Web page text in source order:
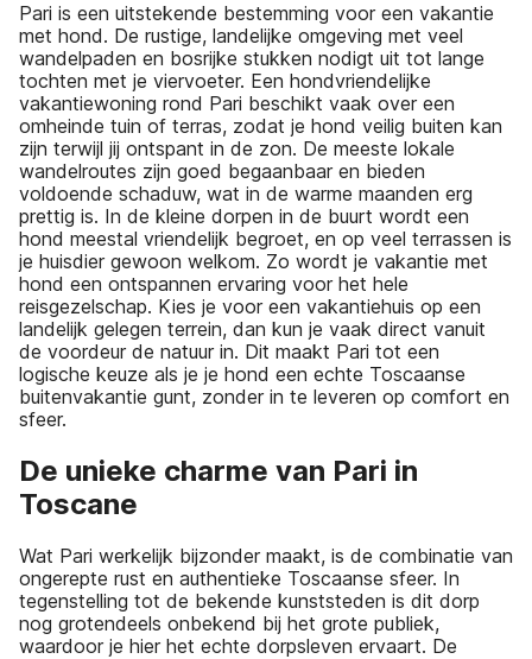
Pari is een uitstekende bestemming voor een vakantie
met hond. De rustige, landelijke omgeving met veel
wandelpaden en bosrijke stukken nodigt uit tot lange
tochten met je viervoeter. Een hondvriendelijke
vakantiewoning rond Pari beschikt vaak over een
omheinde tuin of terras, zodat je hond veilig buiten kan
zijn terwijl jij ontspant in de zon. De meeste lokale
wandelroutes zijn goed begaanbaar en bieden
voldoende schaduw, wat in de warme maanden erg
prettig is. In de kleine dorpen in de buurt wordt een
hond meestal vriendelijk begroet, en op veel terrassen is
je huisdier gewoon welkom. Zo wordt je vakantie met
hond een ontspannen ervaring voor het hele
reisgezelschap. Kies je voor een vakantiehuis op een
landelijk gelegen terrein, dan kun je vaak direct vanuit
de voordeur de natuur in. Dit maakt Pari tot een
logische keuze als je je hond een echte Toscaanse
buitenvakantie gunt, zonder in te leveren op comfort en
sfeer.
De unieke charme van Pari in
Toscane
Wat Pari werkelijk bijzonder maakt, is de combinatie van
ongerepte rust en authentieke Toscaanse sfeer. In
tegenstelling tot de bekende kunststeden is dit dorp
nog grotendeels onbekend bij het grote publiek,
waardoor je hier het echte dorpsleven ervaart. De